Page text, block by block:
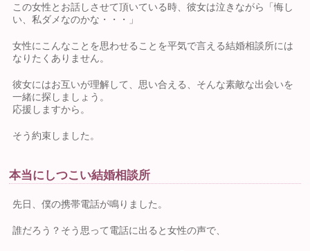
この女性とお話しさせて頂いている時、彼女は泣きながら「悔し
い、私ダメなのかな・・・」
女性にこんなことを思わせることを平気で言える結婚相談所には
なりたくありません。
彼女にはお互いが理解して、思い合える、そんな素敵な出会いを
一緒に探しましょう。
応援しますから。
そう約束しました。
本当にしつこい結婚相談所
先日、僕の携帯電話が鳴りました。
誰だろう？そう思って電話に出ると女性の声で、